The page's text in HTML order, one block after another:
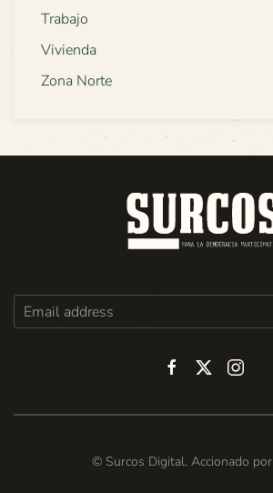
Trabajo
Vivienda
Zona Norte
© Surcos Digital. Accionado por